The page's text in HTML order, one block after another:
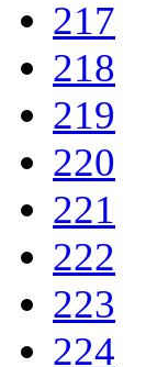
217
218
219
220
221
222
223
224